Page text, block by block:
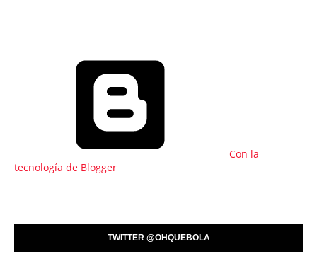
Con la
tecnología de Blogger
TWITTER @OHQUEBOLA